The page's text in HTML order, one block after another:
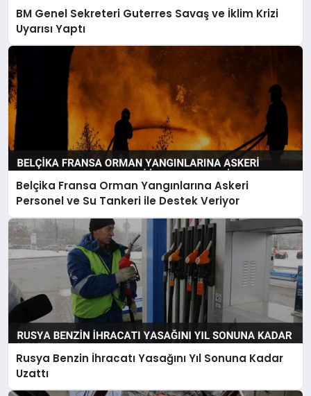
BM Genel Sekreteri Guterres Savaş ve İklim Krizi
Uyarısı Yaptı
Belçika Fransa Orman Yangınlarına Askeri
Personel ve Su Tankeri ile Destek Veriyor
Rusya Benzin İhracatı Yasağını Yıl Sonuna Kadar
Uzattı